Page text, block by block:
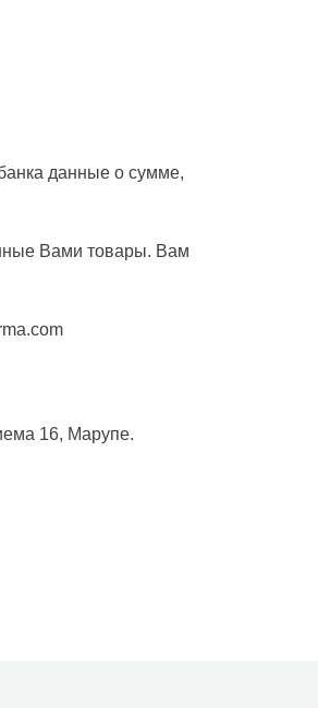
данные о сумме,
Вами товары. Вам
.com
16, Марупе.